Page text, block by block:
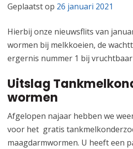
Geplaatst op 26 januari 2021
Hierbij onze nieuwsflits van
wormen bij melkkoeien, de
ergernis nummer 1 bij
Uitslag
wormen
Afgelopen najaar hebben we
voor het gratis
maagdarmwormen. U heeft een